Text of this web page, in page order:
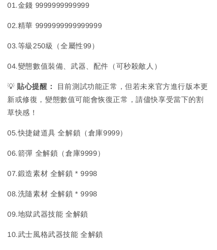
01.金錢 9999999999999
02.精華 9999999999999999
03.等級250級（全屬性99）
04.變態數值裝備、武器、配件（可秒殺敵人）
💡 貼心提醒：
目前測試功能正常，但若未來官方進行版本更
新或修復，變態數值可能會恢復正常，請儘快享受當下的割
草快感！
05.快捷鍵道具 全解鎖（倉庫9999）
06.箭彈 全解鎖（倉庫9999）
07.鍛造素材 全解鎖 * 9998
08.洗隨素材 全解鎖 * 9998
09.地獄武器技能 全解鎖
10.武士風格武器技能 全解鎖